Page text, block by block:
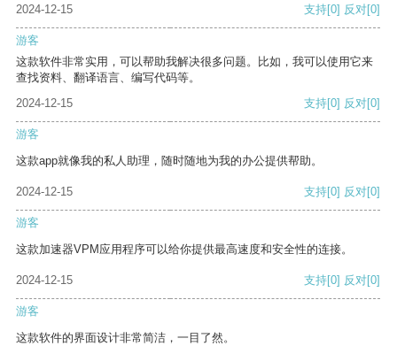
2024-12-15
支持[0] 反对[0]
游客
这款软件非常实用，可以帮助我解决很多问题。比如，我可以使用它来
查找资料、翻译语言、编写代码等。
2024-12-15
支持[0] 反对[0]
游客
这款app就像我的私人助理，随时随地为我的办公提供帮助。
2024-12-15 支持[0] 反对[0]
游客
这款加速器VPM应用程序可以给你提供最高速度和安全性的连接。
2024-12-15 支持[0] 反对[0]
游客
这款软件的界面设计非常简洁，一目了然。